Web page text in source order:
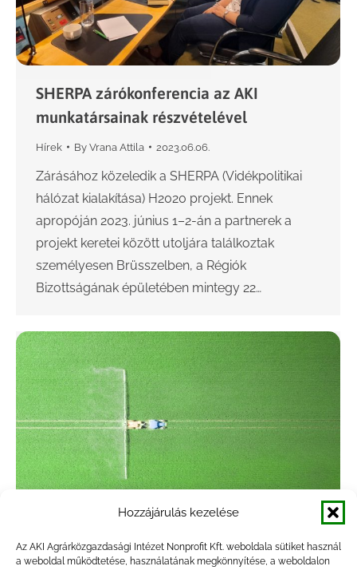
Hozzájárulás kezelése
Az AKI Agrárközgazdasági Intézet Nonprofit Kft. weboldala sütiket használ
a weboldal működtetése, használatának megkönnyítése, a weboldalon
SHERPA zárókonferencia az AKI
munkatársainak részvételével
Hírek By Vrana Attila 2023.06.06.
Zárásához közeledik a SHERPA (Vidékpolitikai
hálózat kialakítása) H2020 projekt. Ennek
apropóján 2023. június 1–2-án a partnerek a
projekt keretei között utoljára találkoztak
személyesen Brüsszelben, a Régiók
Bizottságának épületében mintegy 22…
A tavaszi mezőgazdasági munkák május
közepén a végéhez közeledtek